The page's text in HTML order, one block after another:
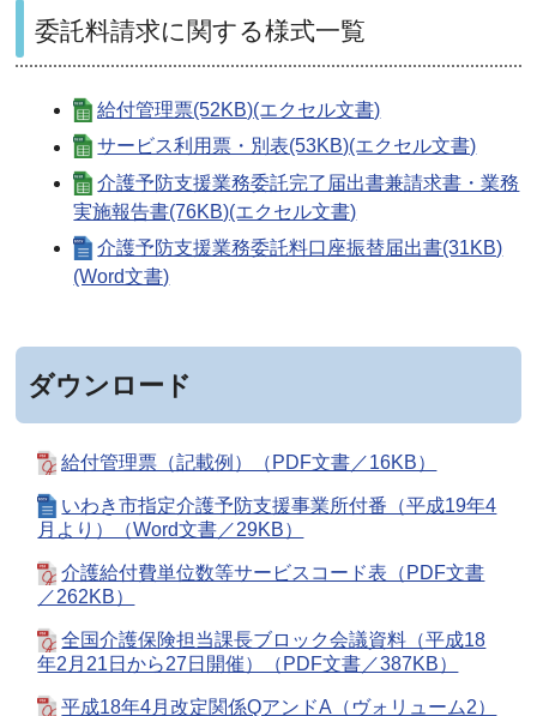
委託料請求に関する様式一覧
給付管理票(52KB)(エクセル文書)
サービス利用票・別表(53KB)(エクセル文書)
介護予防支援業務委託完了届出書兼請求書・業務
実施報告書(76KB)(エクセル文書)
介護予防支援業務委託料口座振替届出書(31KB)
(Word文書)
ダウンロード
給付管理票（記載例）（PDF文書／16KB）
いわき市指定介護予防支援事業所付番（平成19年4
月より）（Word文書／29KB）
介護給付費単位数等サービスコード表（PDF文書
／262KB）
全国介護保険担当課長ブロック会議資料（平成18
年2月21日から27日開催）（PDF文書／387KB）
平成18年4月改定関係QアンドA（ヴォリューム2）